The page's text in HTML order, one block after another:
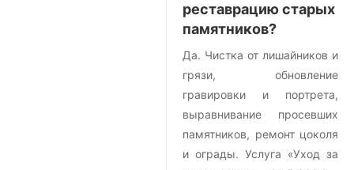
реставрацию старых
памятников?
Да. Чистка от лишайников и
грязи, обновление
гравировки и портрета,
выравнивание просевших
памятников, ремонт цоколя
и ограды. Услуга «Уход за